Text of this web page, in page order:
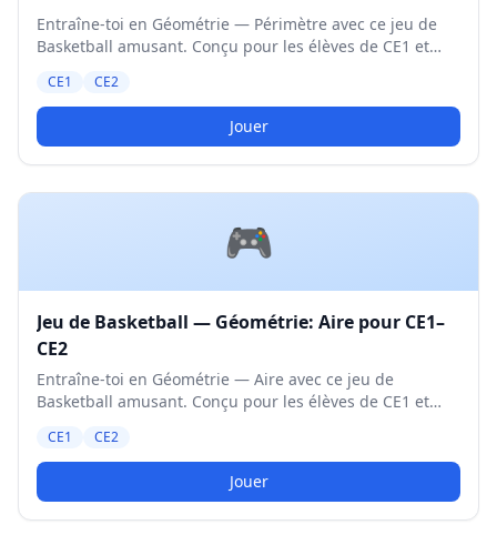
Entraîne-toi en Géométrie — Périmètre avec ce jeu de
Basketball amusant. Conçu pour les élèves de CE1 et
CE1 CE2
Jouer
🎮
Jeu de Basketball — Géométrie: Aire pour CE1–
CE2
Entraîne-toi en Géométrie — Aire avec ce jeu de
Basketball amusant. Conçu pour les élèves de CE1 et
CE1 CE2
Jouer